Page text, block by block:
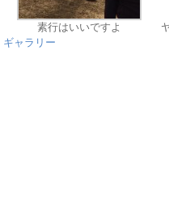
素行はいいですよ
ギャラリー